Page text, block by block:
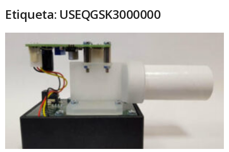
Etiqueta: USEQGSK3000000